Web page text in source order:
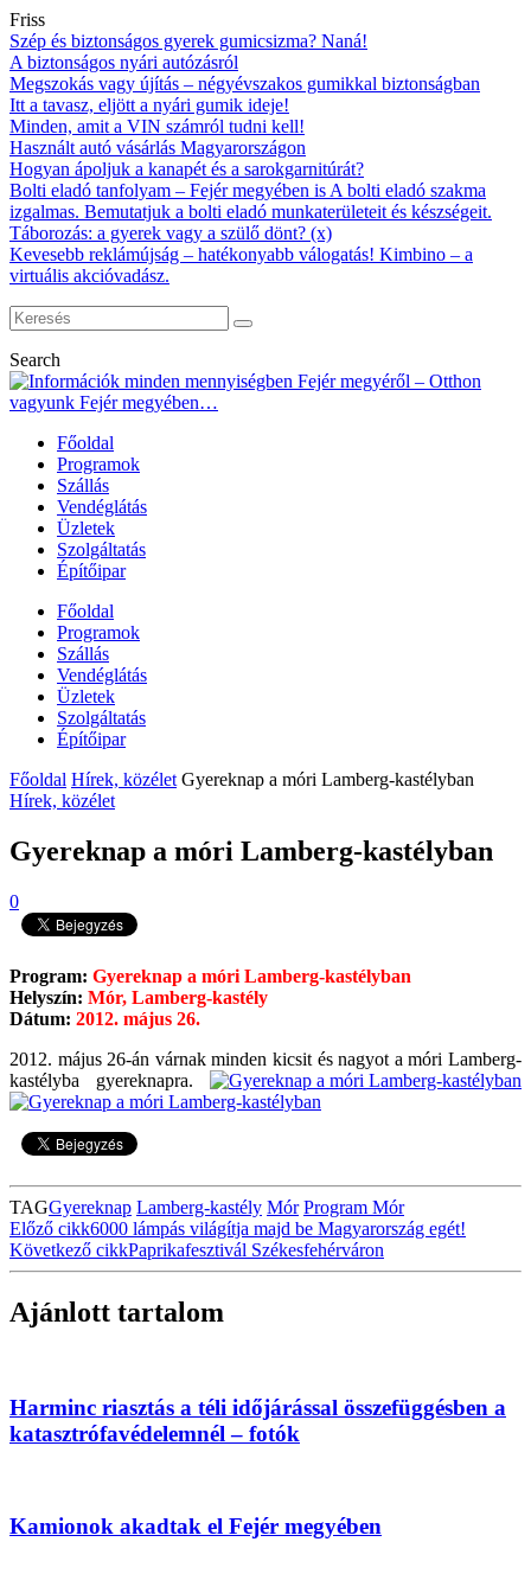
Friss
Szép és biztonságos gyerek gumicsizma? Naná!
A biztonságos nyári autózásról
Megszokás vagy újítás – négyévszakos gumikkal biztonságban
Itt a tavasz, eljött a nyári gumik ideje!
Minden, amit a VIN számról tudni kell!
Használt autó vásárlás Magyarországon
Hogyan ápoljuk a kanapét és a sarokgarnitúrát?
Bolti eladó tanfolyam – Fejér megyében is A bolti eladó szakma
izgalmas. Bemutatjuk a bolti eladó munkaterületeit és készségeit.
Táborozás: a gyerek vagy a szülő dönt? (x)
Kevesebb reklámújság – hatékonyabb válogatás! Kimbino – a
virtuális akcióvadász.
Search
Főoldal
Programok
Szállás
Vendéglátás
Üzletek
Szolgáltatás
Építőipar
Főoldal
Programok
Szállás
Vendéglátás
Üzletek
Szolgáltatás
Építőipar
Főoldal Hírek, közélet Gyereknap a móri Lamberg-kastélyban
Hírek, közélet
Gyereknap a móri Lamberg-kastélyban
0
Program: Gyereknap a móri Lamberg-kastélyban
Helyszín: Mór, Lamberg-kastély
Dátum: 2012. május 26.
2012. május 26-án várnak minden kicsit és nagyot a móri Lamberg-
kastélyba gyereknapra.
TAGGyereknap Lamberg-kastély Mór Program Mór
Előző cikk6000 lámpás világítja majd be Magyarország egét!
Következő cikkPaprikafesztivál Székesfehérváron
Ajánlott tartalom
Harminc riasztás a téli időjárással összefüggésben a
katasztrófavédelemnél – fotók
Kamionok akadtak el Fejér megyében